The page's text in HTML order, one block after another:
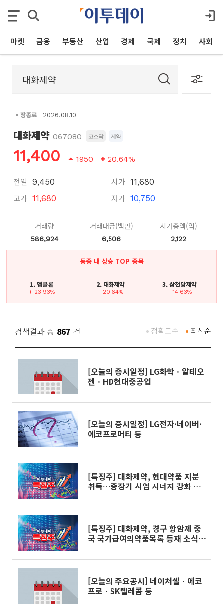
마켓 금융 부동산 산업 경제 국제 정치 사회
장종료 2026.08.10
대화제약 067080 코스닥 제약
11,400 1950 20.64%
전일 9,450
고가 11,680
시가 11,680
저가 10,750
거래량
586,924
거래대금(백만)
6,506
시가총액(억)
2,122
동종 내 상승 TOP 종목
1. 앱클론
+ 23.93%
2. 대화제약
+ 20.64%
3. 삼천당제약
+ 14.63%
검색결과 총 867 건 최신순
정확도순
[오늘의 증시일정] LG화학ㆍ알테오
젠ㆍHD현대중공업
[오늘의 증시일정] LG전자·네이버·
에코프로머티 등
[특징주] 대화제약, 현대약품 지분
취득…중장기 사업 시너지 강화 기
[특징주] 대화제약, 경구 항암제 중
국 국가급여의약품목록 등재 소식에
[오늘의 주요공시] 네이처셀ㆍ에코
프로ㆍSK텔레콤 등